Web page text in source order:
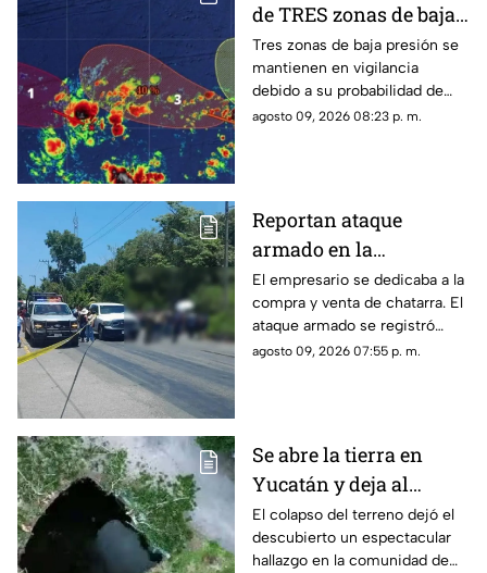
de TRES zonas de baja
presión con potencial
de desarrollo
CICLÓNICO; ¿riesgo
para Yucatán
Tres zonas de baja presión se
mantienen en vigilancia
debido a su probabilidad de
desarrollo ciclónico en los
agosto 09, 2026 08:23 p. m.
Reportan ataque
armado en la
Península de Yucatán;
conocido EMPRESARIO
chatarrero es
4sesinad0
El empresario se dedicaba a la
compra y venta de chatarra. El
ataque armado se registró
cuando el hombre se
agosto 09, 2026 07:55 p. m.
Se abre la tierra en
Yucatán y deja al
descubierto un
impactante hallazgo
El colapso del terreno dejó el
descubierto un espectacular
hallazgo en la comunidad de